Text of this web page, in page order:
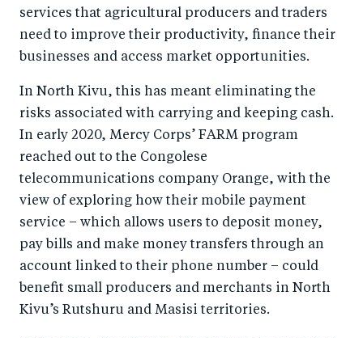
services that agricultural producers and traders
need to improve their productivity, finance their
businesses and access market opportunities.
In North Kivu, this has meant eliminating the
risks associated with carrying and keeping cash.
In early 2020, Mercy Corps’ FARM program
reached out to the Congolese
telecommunications company Orange, with the
view of exploring how their mobile payment
service – which allows users to deposit money,
pay bills and make money transfers through an
account linked to their phone number – could
benefit small producers and merchants in North
Kivu’s Rutshuru and Masisi territories.